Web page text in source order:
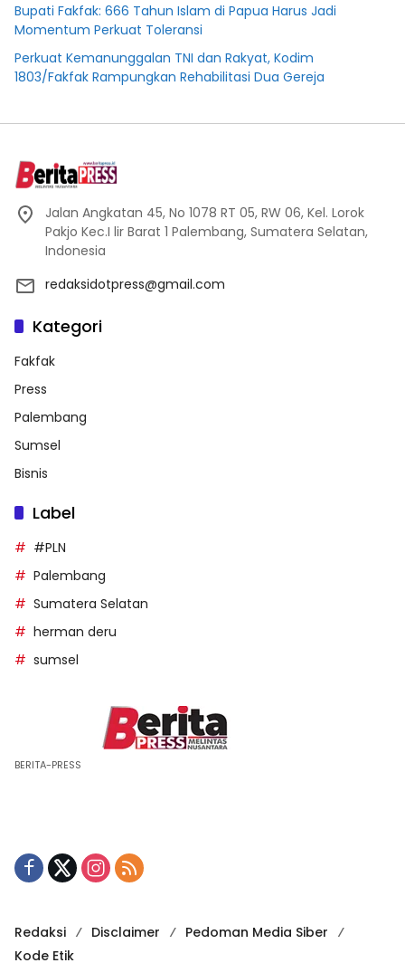
Bupati Fakfak: 666 Tahun Islam di Papua Harus Jadi
Momentum Perkuat Toleransi
Perkuat Kemanunggalan TNI dan Rakyat, Kodim
1803/Fakfak Rampungkan Rehabilitasi Dua Gereja
Jalan Angkatan 45, No 1078 RT 05, RW 06, Kel. Lorok
Pakjo Kec.I lir Barat 1 Palembang, Sumatera Selatan,
Indonesia
redaksidotpress@gmail.com
Kategori
Fakfak
Press
Palembang
Sumsel
Bisnis
Label
#PLN
Palembang
Sumatera Selatan
herman deru
sumsel
BERITA-PRESS
Redaksi Disclaimer
Pedoman Media Siber
Kode Etik